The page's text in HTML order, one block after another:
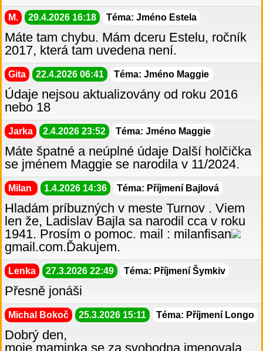
M. 29.4.2026 16:18 Téma: Jméno Estela
Máte tam chybu. Mám dceru Estelu, ročník
2017, která tam uvedena není.
Gita 22.4.2026 06:41 Téma: Jméno Maggie
Údaje nejsou aktualizovány od roku 2016
nebo 18
Jarka 2.4.2026 23:52 Téma: Jméno Maggie
Máte špatné a neúplné údaje Další holčička
se jménem Maggie se narodila v 11/2024.
Milan 1.4.2026 14:36 Téma: Příjmení Bajlová
Hladám príbuzných v meste Turnov . Viem
len že, Ladislav Bajla sa narodil cca v roku
1941. Prosím o pomoc. mail : milanfisan
gmail.com.Ďakujem.
Lenka 27.3.2026 22:49 Téma: Příjmení Šymkiv
Přesně jonáši
Michal Bokoč 25.3.2026 15:11 Téma: Příjmení Longo
Dobrý den,
moje maminka se za svobodna jmenovala